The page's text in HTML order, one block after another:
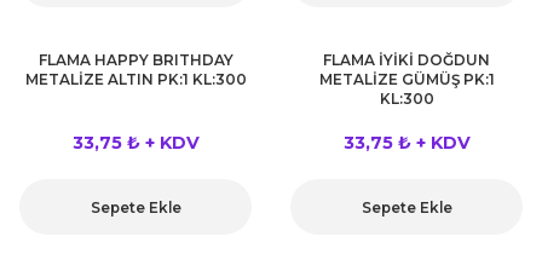
FLAMA HAPPY BRITHDAY
METALİZE ALTIN PK:1 KL:300
33,75 ₺ + KDV
Sepete Ekle
FLAMA İYİKİ DOĞDUN
METALİZE GÜMÜŞ PK:1
KL:300
33,75 ₺ + KDV
Sepete Ekle